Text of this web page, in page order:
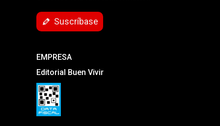
Suscríbase
EMPRESA
Editorial Buen Vivir